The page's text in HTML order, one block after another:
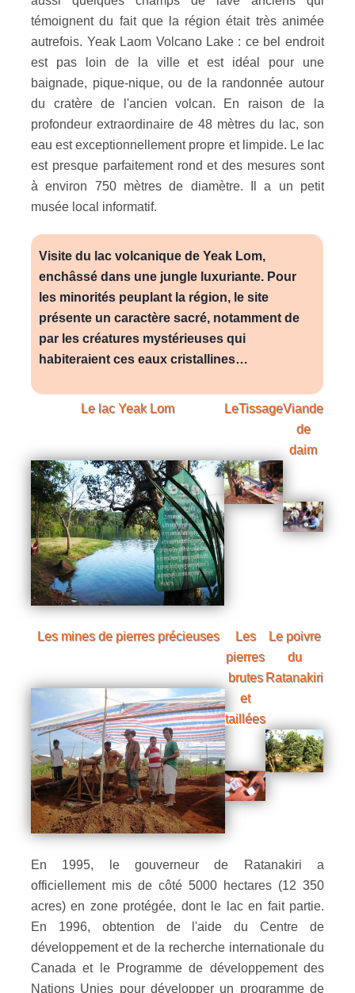
témoignent du fait que la région était très animée
autrefois. Yeak Laom Volcano Lake : ce bel endroit
est pas loin de la ville et est idéal pour une
baignade, pique-nique, ou de la randonnée autour
du cratère de l'ancien volcan. En raison de la
profondeur extraordinaire de 48 mètres du lac, son
eau est exceptionnellement propre et limpide. Le lac
est presque parfaitement rond et des mesures sont
à environ 750 mètres de diamètre. Il a un petit
musée local informatif.
Visite du lac volcanique de Yeak Lom,
enchâssé dans une jungle luxuriante. Pour
les minorités peuplant la région, le site
présente un caractère sacré, notamment de
par les créatures mystérieuses qui
habiteraient ces eaux cristallines…
Le lacYeak Lom LeTissageViande
de
daim
Les mines de pierres précieuses
Les
pierres
brutes
et
taillées
Le poivre
du
Ratanakiri
En 1995, le gouverneur de Ratanakiri a
officiellement mis de côté 5000 hectares (12 350
acres) en zone protégée, dont le lac en fait partie.
En 1996, obtention de l'aide du Centre de
développement et de la recherche internationale du
Canada et le Programme de développement des
Nations Unies pour développer un programme de